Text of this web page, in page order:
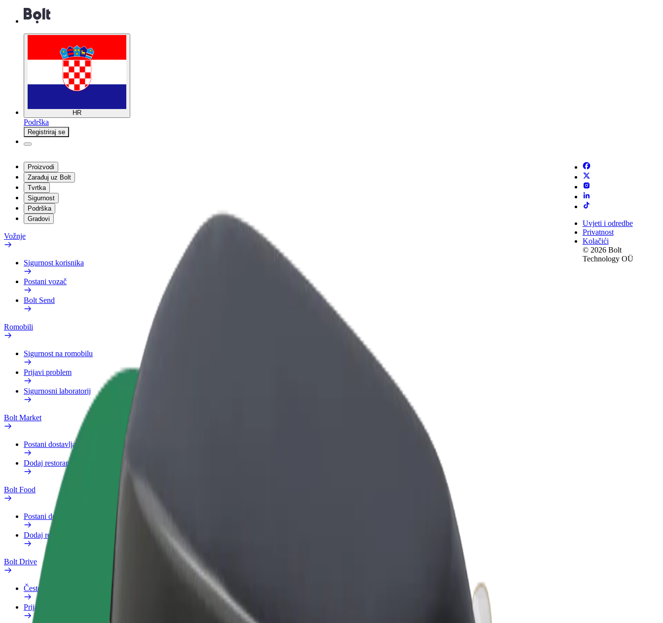
HR
Podrška
Registriraj se
Proizvodi
Zarađuj uz Bolt
Tvrtka
Sigurnost
Podrška
Gradovi
Vožnje
Sigurnost korisnika
Postani vozač
Bolt Send
Romobili
Sigurnost na romobilu
Prijavi problem
Sigurnosni laboratorij
Bolt Market
Postani dostavljač
Dodaj restoran ili trgovinu
Bolt Food
Postani dostavljač
Dodaj restoran ili trgovinu
Bolt Drive
Često postavljana pitanja
Prijavi vozilo
Uvjeti i odredbe
Privatnost
Kolačići
© 2026 Bolt
Technology OÜ